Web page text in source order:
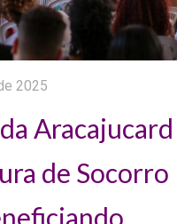
2025
de Socorro